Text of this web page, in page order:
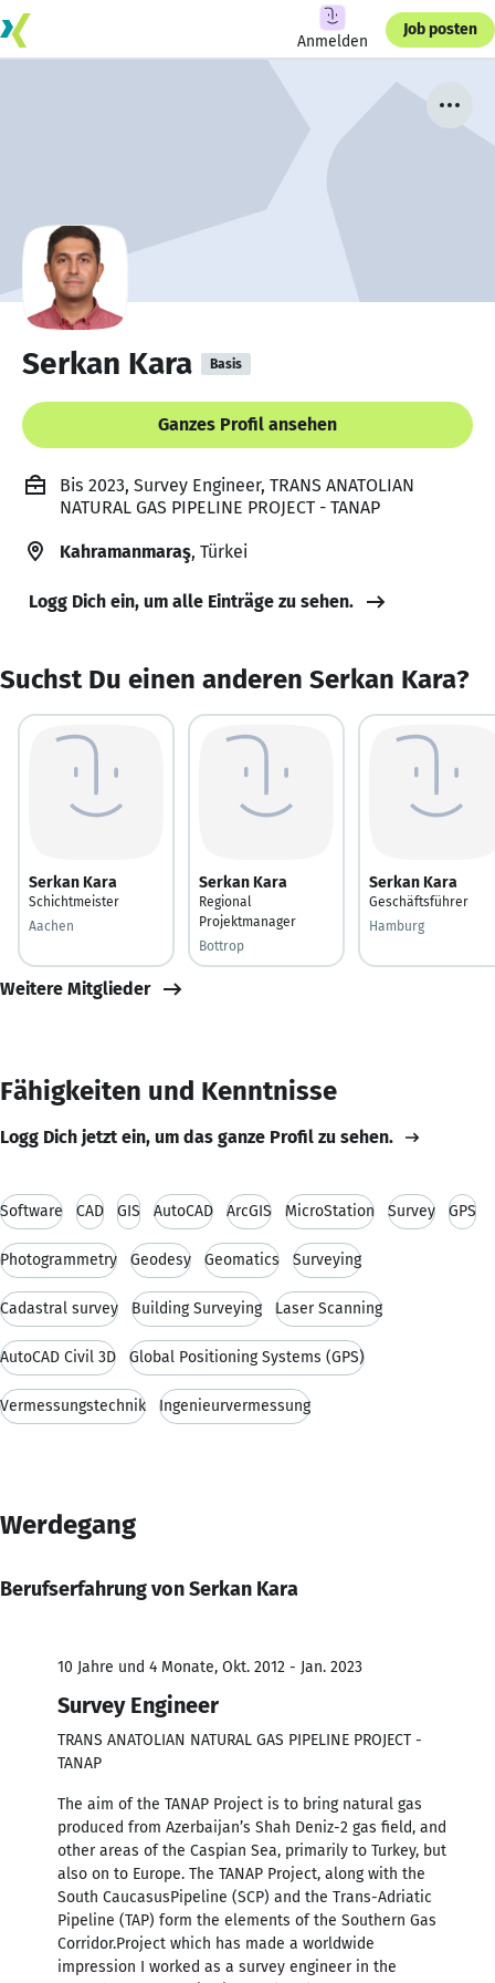
Anmelden
Job posten
Serkan Kara Basis
Ganzes Profil ansehen
Bis 2023, Survey Engineer, TRANS ANATOLIAN
NATURAL GAS PIPELINE PROJECT - TANAP
Kahramanmaraş, Türkei
Logg Dich ein, um alle Einträge zu sehen.
Suchst Du einen anderen Serkan Kara?
Serkan Kara
Schichtmeister
Aachen
Serkan Kara
Regional
Projektmanager
Bottrop
Serkan Kara
Geschäftsführer
Hamburg
Weitere Mitglieder
Fähigkeiten und Kenntnisse
Logg Dich jetzt ein, um das ganze Profil zu sehen.
Software CAD GIS AutoCAD ArcGIS MicroStation Survey GPS
Photogrammetry Geodesy Geomatics Surveying
Cadastral survey Building Surveying Laser Scanning
AutoCAD Civil 3D Global Positioning Systems (GPS)
Vermessungstechnik Ingenieurvermessung
Werdegang
Berufserfahrung von Serkan Kara
10 Jahre und 4 Monate, Okt. 2012 - Jan. 2023
Survey Engineer
TRANS ANATOLIAN NATURAL GAS PIPELINE PROJECT -
TANAP
The aim of the TANAP Project is to bring natural gas
produced from Azerbaijan’s Shah Deniz-2 gas field, and
other areas of the Caspian Sea, primarily to Turkey, but
also on to Europe. The TANAP Project, along with the
South CaucasusPipeline (SCP) and the Trans-Adriatic
Pipeline (TAP) form the elements of the Southern Gas
Corridor.Project which has made a worldwide
impression I worked as a survey engineer in the